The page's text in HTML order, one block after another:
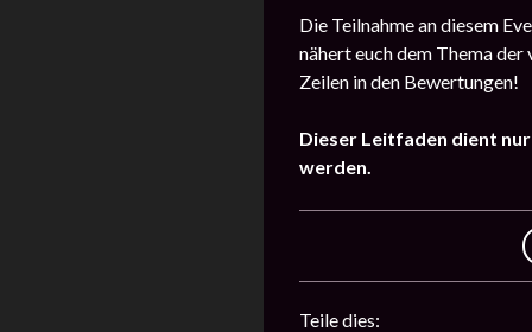
Die Teilnahme an diesem
nähert euch dem Thema
Zeilen in den Bewertungen!
Dieser Leitfaden dient
werden.
Teile dies: